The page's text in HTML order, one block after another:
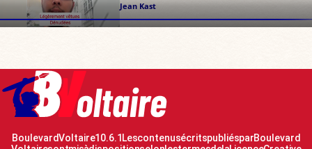
Jean Kast
Boulevard Voltaire 10.6.1 Les contenus écrits publiés par Boulevard